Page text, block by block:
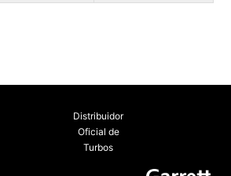
Distribuidor
Oficial de
Turbos